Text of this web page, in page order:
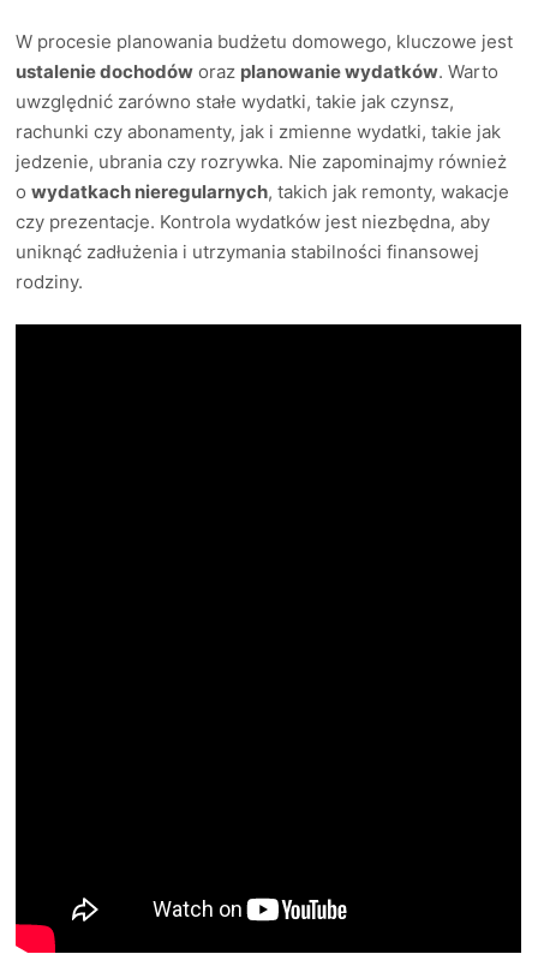
W procesie planowania budżetu domowego, kluczowe jest
ustalenie dochodów oraz planowanie wydatków. Warto
uwzględnić zarówno stałe wydatki, takie jak czynsz,
rachunki czy abonamenty, jak i zmienne wydatki, takie jak
jedzenie, ubrania czy rozrywka. Nie zapominajmy również
owydatkach nieregularnych, takich jak remonty, wakacje
czy prezentacje. Kontrola wydatków jest niezbędna, aby
uniknąć zadłużenia i utrzymania stabilności finansowej
rodziny.